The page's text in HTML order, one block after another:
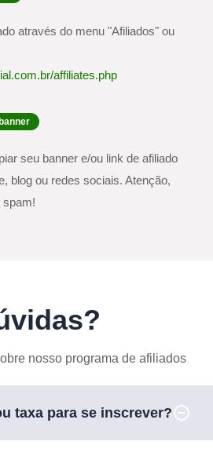
através do menu "Afiliados" ou
affiliates.php
seu banner e/ou link de afiliado
blog ou redes sociais. Atenção,
spam!
nosso programa de afiliados
taxa para se inscrever?